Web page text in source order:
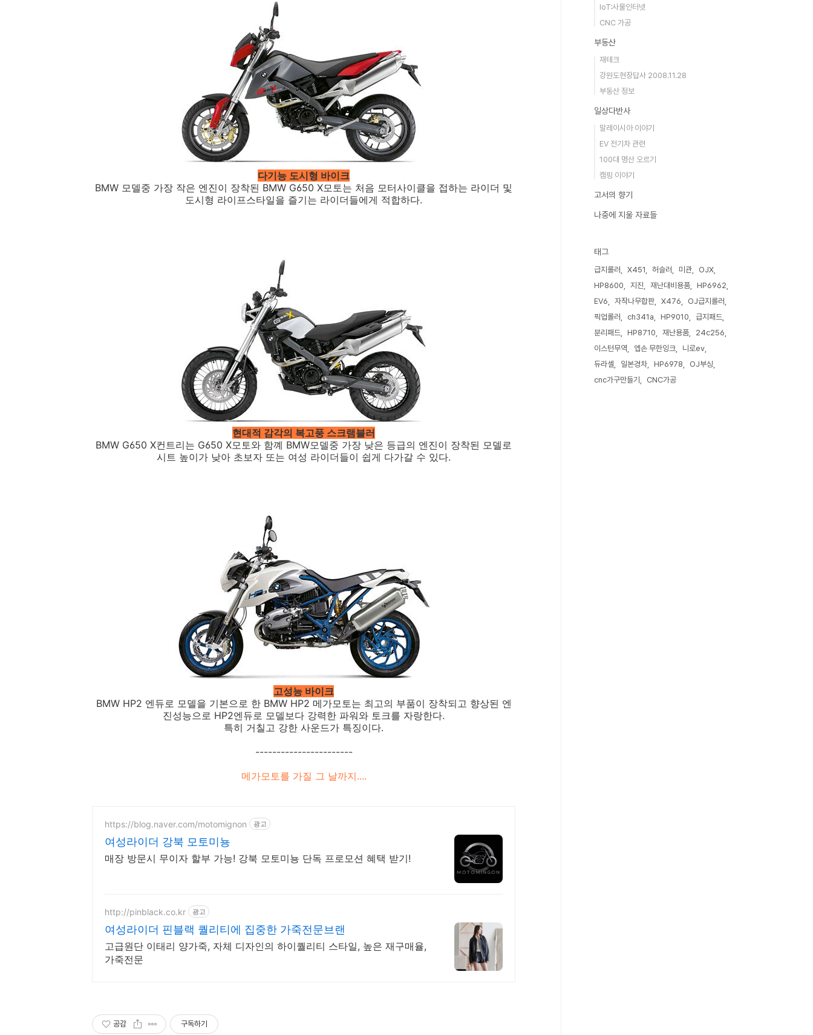
다기능 도시형 바이크
BMW 모델중 가장 작은 엔진이 장착된 BMW G650 X모토는 처음 모터사이클을 접하는 라이더 및
도시형 라이프스타일을 즐기는 라이더들에게 적합하다.
현대적 감각의 복고풍 스크램블러
BMW G650 X컨트리는 G650 X모토와 함꼐 BMW모델중 가장 낮은 등급의 엔진이 장착된 모델로
시트 높이가 낮아 초보자 또는 여성 라이더들이 쉽게 다가갈 수 있다.
고성능 바이크
BMW HP2 엔듀로 모델을 기본으로 한 BMW HP2 메가모토는 최고의 부품이 장착되고 향상된 엔
진성능으로 HP2엔듀로 모델보다 강력한 파워와 토크를 자랑한다.
특히 거칠고 강한 사운드가 특징이다.
-----------------------
메가모토를 가질 그 날까지....
https://blog.naver.com/motomignon 광고
여성라이더 강북 모토미뇽
매장 방문시 무이자 할부 가능! 강북 모토미뇽 단독 프로모션 혜택 받기!
http://pinblack.co.kr 광고
여성라이더 핀블랙 퀄리티에 집중한 가죽전문브랜
고급원단 이태리 양가죽, 자체 디자인의 하이퀄리티 스타일, 높은 재구매율,
가죽전문
공감 구독하기
IoT:사물인터넷
CNC 가공
부동산
재테크
강원도현장답사 2008.11.28
부동산 정보
일상다반사
말레이시아 이야기
EV 전기차 관련
100대 명산 오르기
캠핑 이야기
고서의 향기
나중에 지울 자료들
태그
급지롤러 X451 허슬러 미관
OJX
HP8600
지진 재난대비용품
HP6962
EV6
자작나무합판 X476
OJ급지롤러
픽업롤러
ch341a HP9010
급지패드
분리패드
HP8710 재난용품
24c256
이스턴무역
엡손 무한잉크
니로ev
듀라셀
일본경차 HP6978
OJ부싱
cnc가구만들기
CNC가공